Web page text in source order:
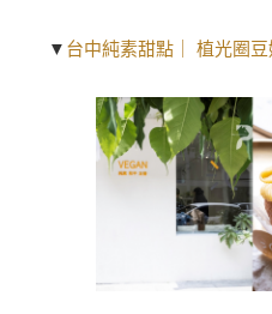
▼ 台中純素甜點｜ 植光圈